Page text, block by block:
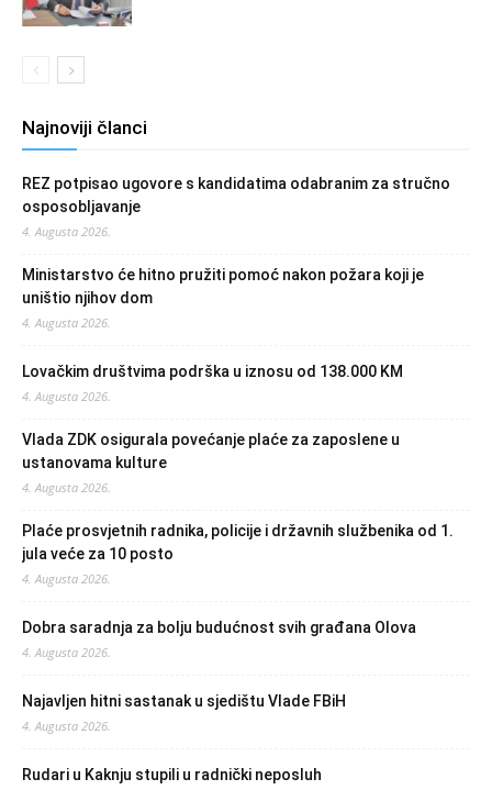
Najnoviji članci
REZ potpisao ugovore s kandidatima odabranim za stručno
osposobljavanje
4. Augusta 2026.
Ministarstvo će hitno pružiti pomoć nakon požara koji je
uništio njihov dom
4. Augusta 2026.
Lovačkim društvima podrška u iznosu od 138.000 KM
4. Augusta 2026.
Vlada ZDK osigurala povećanje plaće za zaposlene u
ustanovama kulture
4. Augusta 2026.
Plaće prosvjetnih radnika, policije i državnih službenika od 1.
jula veće za 10 posto
4. Augusta 2026.
Dobra saradnja za bolju budućnost svih građana Olova
4. Augusta 2026.
Najavljen hitni sastanak u sjedištu Vlade FBiH
4. Augusta 2026.
Rudari u Kaknju stupili u radnički neposluh